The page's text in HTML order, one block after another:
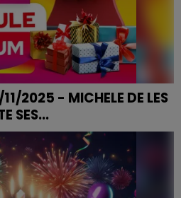
2025 - MICHELE DE LES
SES...